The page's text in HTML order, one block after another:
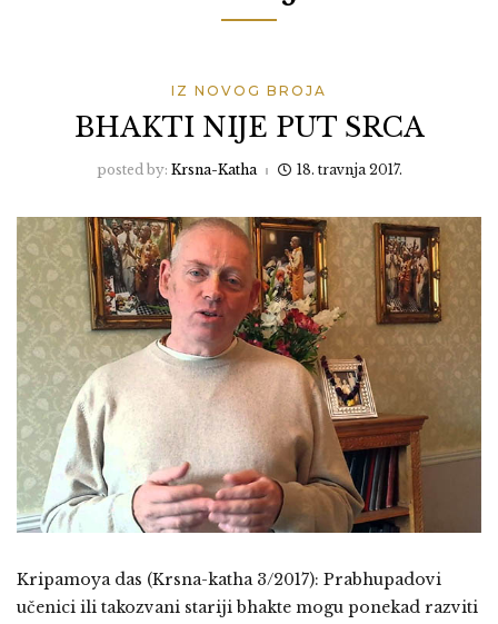
IZ NOVOG BROJA
BHAKTI NIJE PUT SRCA
posted by: Krsna-Katha 18. travnja 2017.
Kripamoya das (Krsna-katha 3/2017): Prabhupadovi
učenici ili takozvani stariji bhakte mogu ponekad razviti